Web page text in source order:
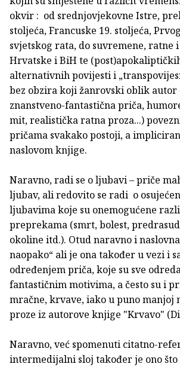
okvir : od srednjovjekovne Istre,
stoljeća, Francuske 19. stoljeća,
svjetskog rata, do suvremene, ratne
Hrvatske i BiH te
alternativnih povijesti i
bez obzira koji žanrovski oblik autor
znanstveno-fantastična priča,
mit, realistička ratna proza...)
pričama svakako postoji, a
naslovom knjige.
Naravno, radi se o ljubavi – priče
ljubav, ali redovito se radi o
ljubavima koje su onemogućene
preprekama (smrt, bolest,
okoline itd.). Otud naravno i
naopako“ ali je ona također u vezi i
određenjem priča, koje su sve
fantastičnim motivima, a često su i
mračne, krvave, iako u puno manjoj
proze iz autorove knjige "Krvavo"
Naravno, već spomenuti citatno-
intermedijalni sloj također je ono što